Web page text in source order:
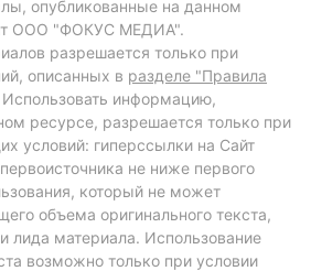
опубликованные на данном
ООО "ФОКУС МЕДИА".
разрешается только при
описанных в разделе "Правила
Использовать информацию,
ресурсе, разрешается только при
условий: гиперссылки на Сайт
не ниже первого
который не может
объема оригинального текста,
лида материала. Использование
возможно только при условии